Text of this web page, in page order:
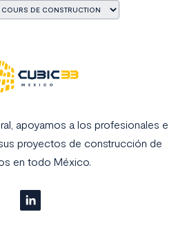
apoyamos a los profesionales e
proyectos de construcción de
en todo México.
Contacto